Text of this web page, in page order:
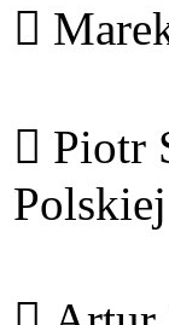

 Piotr